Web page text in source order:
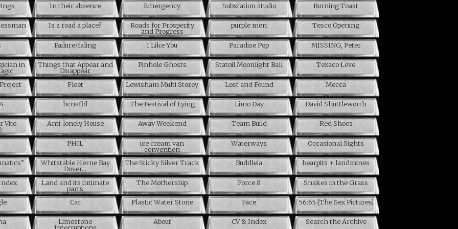
In their absence Emergency Substation studio Burning Toast
Is a road a place? Roads for Prosperity
and Progress
purple men Tesco Opening
Failure/faling I Like You Paradise Pop MISSING, Peter
in Things that Appear and
Disappear
Pinhole Ghosts Statoil Moonlight Ball Texaco Love
Fleet Lewisham Multi Storey Lost and Found Mecca
bcnsfld The Festival of Lying Limo Day David Shuttleworth
Vito Anti-lonely House Away Weekend Team Build Red Shoes
PHIL ice cream van
convention
Waterways Occasional Sights
Whitstable Herne Bay
Dover…
The Sticky Silver Track Buddleia bearpits + landmines
Land and its intimate
parts
The Mothership Force 8 Snakes in the Grass
Car Plastic Water Stone Face 56:65 [The Sex Pictures]
Limestone About CV & Index Search the Archive